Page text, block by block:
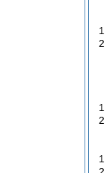
1
2
1
2
1